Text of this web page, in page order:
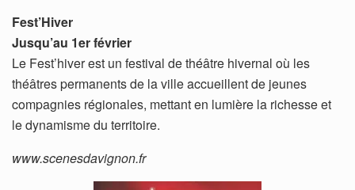
Fest’Hiver
Jusqu’au 1er février
Le Fest’hiver est un festival de théâtre hivernal où les
théâtres permanents de la ville accueillent de jeunes
compagnies régionales, mettant en lumière la richesse et
le dynamisme du territoire.
www.scenesdavignon.fr